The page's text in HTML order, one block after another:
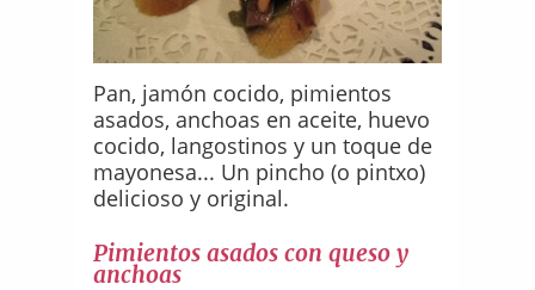
Pan, jamón cocido, pimientos
asados, anchoas en aceite, huevo
cocido, langostinos y un toque de
mayonesa... Un pincho (o pintxo)
delicioso y original.
Pimientos asados con queso y
anchoas